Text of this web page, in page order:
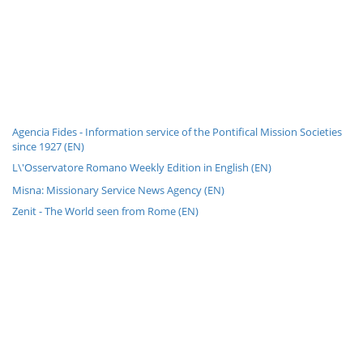
Agencia Fides - Information service of the Pontifical Mission Societies
since 1927 (EN)
L\'Osservatore Romano Weekly Edition in English (EN)
Misna: Missionary Service News Agency (EN)
Zenit - The World seen from Rome (EN)